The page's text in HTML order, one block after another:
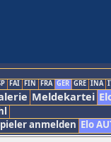
FAI FIN FRA GER GRE INA
Meldekartei
anmelden Elo